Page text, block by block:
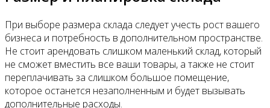
При выборе размера склада следует учесть рост вашего
бизнеса и потребность в дополнительном пространстве.
Не стоит арендовать слишком маленький склад, который
не сможет вместить все ваши товары, а также не стоит
переплачивать за слишком большое помещение,
которое останется незаполненным и будет вызывать
дополнительные расходы.